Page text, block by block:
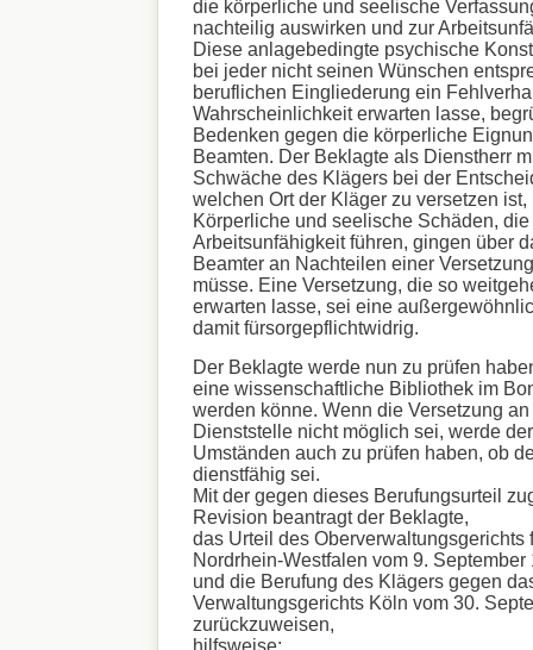
die körperliche und seelische
nachteilig auswirken und zur
Diese anlagebedingte psychische
bei jeder nicht seinen Wünschen
beruflichen Eingliederung ein
Wahrscheinlichkeit erwarten lasse,
Bedenken gegen die körperliche
Beamten. Der Beklagte als Dienstherr
Schwäche des Klägers bei der
welchen Ort der Kläger zu versetzen
Körperliche und seelische Schäden, die
Arbeitsunfähigkeit führen, gingen über
Beamter an Nachteilen einer
müsse. Eine Versetzung, die so
erwarten lasse, sei eine
damit fürsorgepflichtwidrig.
Der Beklagte werde nun zu prüfen
eine wissenschaftliche Bibliothek im
werden könne. Wenn die Versetzung
Dienststelle nicht möglich sei, werde
Umständen auch zu prüfen haben, ob
dienstfähig sei.
Mit der gegen dieses Berufungsurteil
Revision beantragt der Beklagte,
das Urteil des Oberverwaltungsgerichts
Nordrhein-Westfalen vom 9.
und die Berufung des Klägers gegen
Verwaltungsgerichts Köln vom 30.
zurückzuweisen,
hilfsweise: